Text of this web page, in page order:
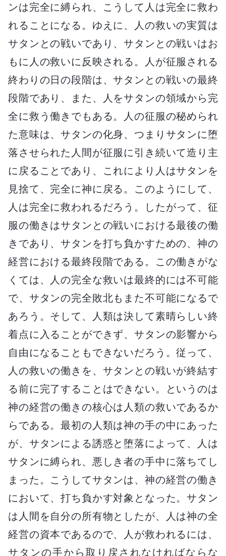
ンは完全に縛られ、こうして人は完全に救わ
れることになる。ゆえに、人の救いの実質は
サタンとの戦いであり、サタンとの戦いはお
もに人の救いに反映される。人が征服される
終わりの日の段階は、サタンとの戦いの最終
段階であり、また、人をサタンの領域から完
全に救う働きでもある。人の征服の秘められ
た意味は、サタンの化身、つまりサタンに堕
落させられた人間が征服に引き続いて造り主
に戻ることであり、これにより人はサタンを
見捨て、完全に神に戻る。このようにして、
人は完全に救われるだろう。したがって、征
服の働きはサタンとの戦いにおける最後の働
きであり、サタンを打ち負かすための、神の
経営における最終段階である。この働きがな
くては、人の完全な救いは最終的には不可能
で、サタンの完全敗北もまた不可能になるで
あろう。そして、人類は決して素晴らしい終
着点に入ることができず、サタンの影響から
自由になることもできないだろう。従って、
人の救いの働きを、サタンとの戦いが終結す
る前に完了することはできない。というのは
神の経営の働きの核心は人類の救いであるか
らである。最初の人類は神の手の中にあった
が、サタンによる誘惑と堕落によって、人は
サタンに縛られ、悪しき者の手中に落ちてし
まった。こうしてサタンは、神の経営の働き
において、打ち負かす対象となった。サタン
は人間を自分の所有物としたが、人は神の全
経営の資本であるので、人が救われるには、
サタンの手から取り戻されなければならな